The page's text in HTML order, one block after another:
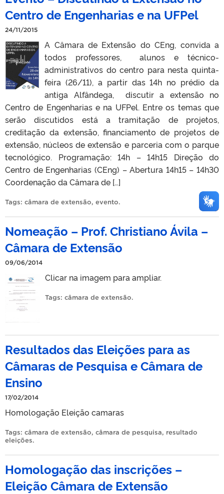
Centro de Engenharias e na UFPel
24/11/2015
A Câmara de Extensão do CEng, convida a
todos professores, alunos e técnico-
administrativos do centro para nesta quinta-
feira (26/11), a partir das 14h no prédio da
antiga Alfândega, discutir a extensão no
Centro de Engenharias e na UFPel. Entre os temas que
serão discutidos está a tramitação de projetos,
creditação da extensão, financiamento de projetos de
extensão, núcleos de extensão e parceria com o parque
tecnológico. Programação: 14h – 14h15 Direção do
Centro de Engenharias (CEng) – Abertura 14h15 – 14h30
Coordenação da Câmara de […]
Tags: câmara de extensão, evento.
Nomeação – Prof. Christiano Ávila –
Câmara de Extensão
09/06/2014
Clicar na imagem para ampliar.
Tags: câmara de extensão.
Resultados das Eleições para as
Câmaras de Pesquisa e Câmara de
Ensino
17/02/2014
Homologação Eleição camaras
Tags: câmara de extensão, câmara de pesquisa, resultado
eleições.
Homologação das inscrições –
Eleição Câmara de Extensão